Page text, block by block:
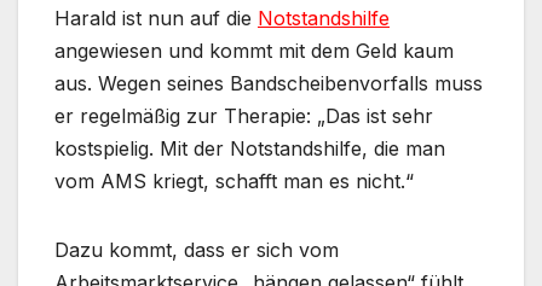
Harald ist nun auf die Notstandshilfe
angewiesen und kommt mit dem Geld kaum
aus. Wegen seines Bandscheibenvorfalls muss
er regelmäßig zur Therapie: „Das ist sehr
kostspielig. Mit der Notstandshilfe, die man
vom AMS kriegt, schafft man es nicht.“
Dazu kommt, dass er sich vom